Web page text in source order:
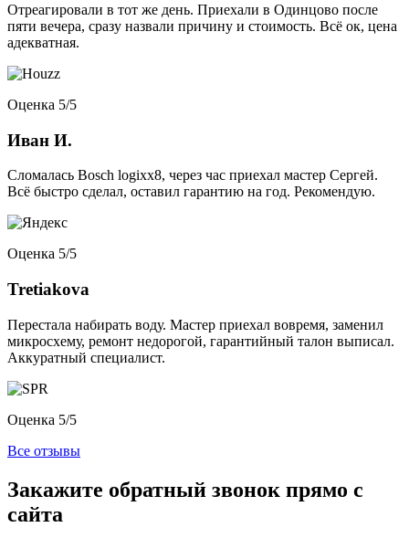
Отреагировали в тот же день. Приехали в Одинцово после
пяти вечера, сразу назвали причину и стоимость. Всё ок, цена
адекватная.
Оценка 5/5
Иван И.
Сломалась Bosch logixx8, через час приехал мастер Сергей.
Всё быстро сделал, оставил гарантию на год. Рекомендую.
Оценка 5/5
Tretiakova
Перестала набирать воду. Мастер приехал вовремя, заменил
микросхему, ремонт недорогой, гарантийный талон выписал.
Аккуратный специалист.
Оценка 5/5
Все отзывы
Закажите обратный звонок прямо с
сайта